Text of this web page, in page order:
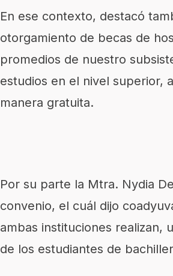
En ese contexto, destacó
otorgamiento de becas de
promedios de nuestro
estudios en el nivel superior,
manera gratuita.
Por su parte la Mtra. Nydia
convenio, el cuál dijo
ambas instituciones realizan,
de los estudiantes de